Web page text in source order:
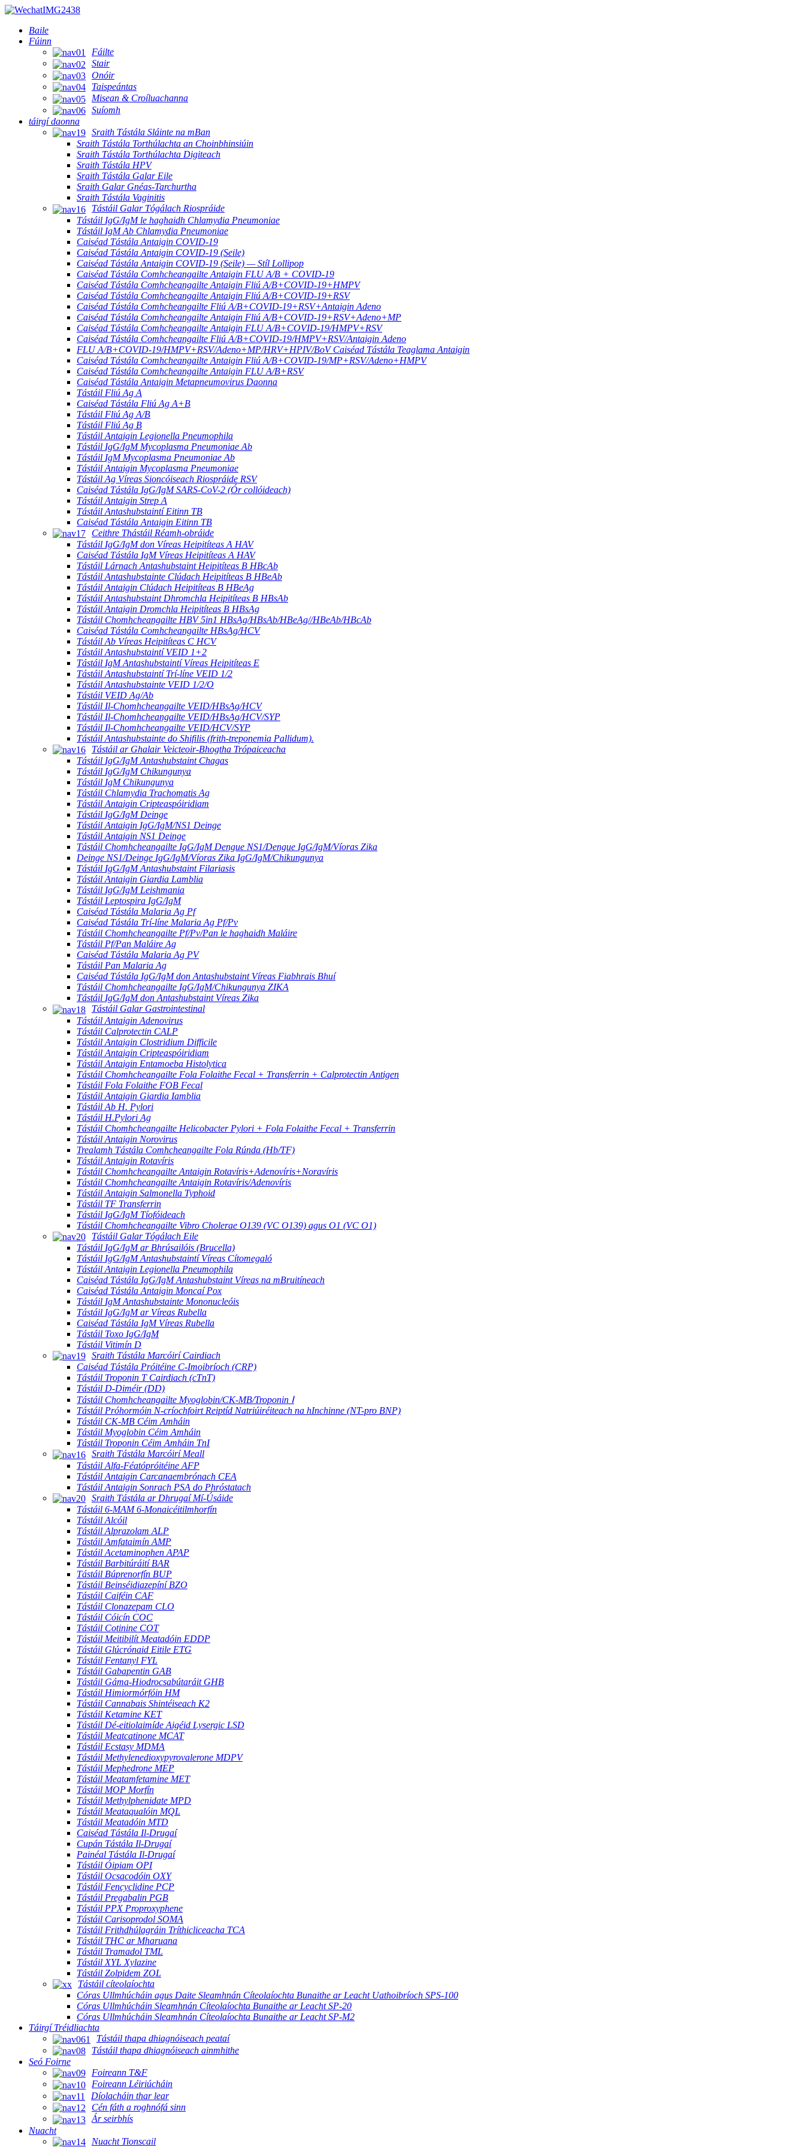
Baile
Fúinn
Fáilte
Stair
Onóir
Taispeántas
Misean & Croíluachanna
Suíomh
táirgí daonna
Sraith Tástála Sláinte na mBan
Sraith Tástála Torthúlachta an Choinbhinsiúin
Sraith Tástála Torthúlachta Digiteach
Sraith Tástála HPV
Sraith Tástála Galar Eile
Sraith Galar Gnéas-Tarchurtha
Sraith Tástála Vaginitis
Tástáil Galar Tógálach Riospráide
Tástáil IgG/IgM le haghaidh Chlamydia Pneumoniae
Tástáil IgM Ab Chlamydia Pneumoniae
Caiséad Tástála Antaigin COVID-19
Caiséad Tástála Antaigin COVID-19 (Seile)
Caiséad Tástála Antaigin COVID-19 (Seile) — Stíl Lollipop
Caiséad Tástála Comhcheangailte Antaigin FLU A/B + COVID-19
Caiséad Tástála Comhcheangailte Antaigin Fliú A/B+COVID-19+HMPV
Caiséad Tástála Comhcheangailte Antaigin Fliú A/B+COVID-19+RSV
Caiséad Tástála Comhcheangailte Fliú A/B+COVID-19+RSV+Antaigin Adeno
Caiséad Tástála Comhcheangailte Antaigin Fliú A/B+COVID-19+RSV+Adeno+MP
Caiséad Tástála Comhcheangailte Antaigin FLU A/B+COVID-19/HMPV+RSV
Caiséad Tástála Comhcheangailte Fliú A/B+COVID-19/HMPV+RSV/Antaigin Adeno
FLU A/B+COVID-19/HMPV+RSV/Adeno+MP/HRV+HPIV/BoV Caiséad Tástála Teaglama Antaigin
Caiséad Tástála Comhcheangailte Antaigin Fliú A/B+COVID-19/MP+RSV/Adeno+HMPV
Caiséad Tástála Comhcheangailte Antaigin FLU A/B+RSV
Caiséad Tástála Antaigin Metapneumovirus Daonna
Tástáil Fliú Ag A
Caiséad Tástála Fliú Ag A+B
Tástáil Fliú Ag A/B
Tástáil Fliú Ag B
Tástáil Antaigin Legionella Pneumophila
Tástáil IgG/IgM Mycoplasma Pneumoniae Ab
Tástáil IgM Mycoplasma Pneumoniae Ab
Tástáil Antaigin Mycoplasma Pneumoniae
Tástáil Ag Víreas Sioncóiseach Riospráide RSV
Caiséad Tástála IgG/IgM SARS-CoV-2 (Ór collóideach)
Tástáil Antaigin Strep A
Tástáil Antashubstaintí Eitinn TB
Caiséad Tástála Antaigin Eitinn TB
Ceithre Thástáil Réamh-obráide
Tástáil IgG/IgM don Víreas Heipitíteas A HAV
Caiséad Tástála IgM Víreas Heipitíteas A HAV
Tástáil Lárnach Antashubstaint Heipitíteas B HBcAb
Tástáil Antashubstainte Clúdach Heipitíteas B HBeAb
Tástáil Antaigin Clúdach Heipitíteas B HBeAg
Tástáil Antashubstaint Dhromchla Heipitíteas B HBsAb
Tástáil Antaigin Dromchla Heipitíteas B HBsAg
Tástáil Chomhcheangailte HBV 5in1 HBsAg/HBsAb/HBeAg//HBeAb/HBcAb
Caiséad Tástála Comhcheangailte HBsAg/HCV
Tástáil Ab Víreas Heipitíteas C HCV
Tástáil Antashubstaintí VEID 1+2
Tástáil IgM Antashubstaintí Víreas Heipitíteas E
Tástáil Antashubstaintí Trí-líne VEID 1/2
Tástáil Antashubstainte VEID 1/2/O
Tástáil VEID Ag/Ab
Tástáil Il-Chomhcheangailte VEID/HBsAg/HCV
Tástáil Il-Chomhcheangailte VEID/HBsAg/HCV/SYP
Tástáil Il-Chomhcheangailte VEID/HCV/SYP
Tástáil Antashubstainte do Shifilis (frith-treponemia Pallidum).
Tástáil ar Ghalair Veicteoir-Bhogtha Trópaiceacha
Tástáil IgG/IgM Antashubstaint Chagas
Tástáil IgG/IgM Chikungunya
Tástáil IgM Chikungunya
Tástáil Chlamydia Trachomatis Ag
Tástáil Antaigin Cripteaspóiridiam
Tástáil IgG/IgM Deinge
Tástáil Antaigin IgG/IgM/NS1 Deinge
Tástáil Antaigin NS1 Deinge
Tástáil Chomhcheangailte IgG/IgM Dengue NS1/Dengue IgG/IgM/Víoras Zika
Deinge NS1/Deinge IgG/IgM/Víoras Zika IgG/IgM/Chikungunya
Tástáil IgG/IgM Antashubstaint Filariasis
Tástáil Antaigin Giardia Lamblia
Tástáil IgG/IgM Leishmania
Tástáil Leptospira IgG/IgM
Caiséad Tástála Malaria Ag Pf
Caiséad Tástála Trí-líne Malaria Ag Pf/Pv
Tástáil Chomhcheangailte Pf/Pv/Pan le haghaidh Maláire
Tástáil Pf/Pan Maláire Ag
Caiséad Tástála Malaria Ag PV
Tástáil Pan Malaria Ag
Caiséad Tástála IgG/IgM don Antashubstaint Víreas Fiabhrais Bhuí
Tástáil Chomhcheangailte IgG/IgM/Chikungunya ZIKA
Tástáil IgG/IgM don Antashubstaint Víreas Zika
Tástáil Galar Gastrointestinal
Tástáil Antaigin Adenovirus
Tástáil Calprotectin CALP
Tástáil Antaigin Clostridium Difficile
Tástáil Antaigin Cripteaspóiridiam
Tástáil Antaigin Entamoeba Histolytica
Tástáil Chomhcheangailte Fola Folaithe Fecal + Transferrin + Calprotectin Antigen
Tástáil Fola Folaithe FOB Fecal
Tástáil Antaigin Giardia Iamblia
Tástáil Ab H. Pylori
Tástáil H.Pylori Ag
Tástáil Chomhcheangailte Helicobacter Pylori + Fola Folaithe Fecal + Transferrin
Tástáil Antaigin Norovirus
Trealamh Tástála Comhcheangailte Fola Rúnda (Hb/TF)
Tástáil Antaigin Rotavíris
Tástáil Chomhcheangailte Antaigin Rotavíris+Adenovíris+Noravíris
Tástáil Chomhcheangailte Antaigin Rotavíris/Adenovíris
Tástáil Antaigin Salmonella Typhoid
Tástáil TF Transferrin
Tástáil IgG/IgM Tíofóideach
Tástáil Chomhcheangailte Vibro Cholerae O139 (VC O139) agus O1 (VC O1)
Tástáil Galar Tógálach Eile
Tástáil IgG/IgM ar Bhrúsailóis (Brucella)
Tástáil IgG/IgM Antashubstaintí Víreas Cítomegaló
Tástáil Antaigin Legionella Pneumophila
Caiséad Tástála IgG/IgM Antashubstaint Víreas na mBruitíneach
Caiséad Tástála Antaigin Moncaí Pox
Tástáil IgM Antashubstainte Mononucleóis
Tástáil IgG/IgM ar Víreas Rubella
Caiséad Tástála IgM Víreas Rubella
Tástáil Toxo IgG/IgM
Tástáil Vitimín D
Sraith Tástála Marcóirí Cairdiach
Caiséad Tástála Próitéine C-Imoibríoch (CRP)
Tástáil Troponin T Cairdiach (cTnT)
Tástáil D-Diméir (DD)
Tástáil Chomhcheangailte Myoglobin/CK-MB/Troponin Ⅰ
Tástáil Próhormóin N-críochfoirt Reiptíd Natriúiréiteach na hInchinne (NT-pro BNP)
Tástáil CK-MB Céim Amháin
Tástáil Myoglobin Céim Amháin
Tástáil Troponin Céim Amháin TnI
Sraith Tástála Marcóirí Meall
Tástáil Alfa-Féatópróitéine AFP
Tástáil Antaigin Carcanaembrónach CEA
Tástáil Antaigin Sonrach PSA do Phróstatach
Sraith Tástála ar Dhrugaí Mí-Úsáide
Tástáil 6-MAM 6-Monaicéitilmhorfín
Tástáil Alcóil
Tástáil Alprazolam ALP
Tástáil Amfataimín AMP
Tástáil Acetaminophen APAP
Tástáil Barbitúráití BAR
Tástáil Búprenorfín BUP
Tástáil Beinséidiazepíní BZO
Tástáil Caiféin CAF
Tástáil Clonazepam CLO
Tástáil Cóicín COC
Tástáil Cotinine COT
Tástáil Meitibilít Meatadóin EDDP
Tástáil Glúcrónaid Eitile ETG
Tástáil Fentanyl FYL
Tástáil Gabapentin GAB
Tástáil Gáma-Hiodrocsabútaráit GHB
Tástáil Himiormórfóin HM
Tástáil Cannabais Shintéiseach K2
Tástáil Ketamine KET
Tástáil Dé-eitiolaimíde Aigéid Lysergic LSD
Tástáil Meatcatinone MCAT
Tástáil Ecstasy MDMA
Tástáil Methylenedioxypyrovalerone MDPV
Tástáil Mephedrone MEP
Tástáil Meatamfetamine MET
Tástáil MOP Morfín
Tástáil Methylphenidate MPD
Tástáil Meataqualóin MQL
Tástáil Meatadóin MTD
Caiséad Tástála Il-Drugaí
Cupán Tástála Il-Drugaí
Painéal Tástála Il-Drugaí
Tástáil Óipiam OPI
Tástáil Ocsacodóin OXY
Tástáil Fencyclidine PCP
Tástáil Pregabalin PGB
Tástáil PPX Proproxyphene
Tástáil Carisoprodol SOMA
Tástáil Frithdhúlagráin Tríthicliceacha TCA
Tástáil THC ar Mharuana
Tástáil Tramadol TML
Tástáil XYL Xylazine
Tástáil Zolpidem ZOL
Tástáil cíteolaíochta
Córas Ullmhúcháin agus Daite Sleamhnán Cíteolaíochta Bunaithe ar Leacht Uathoibríoch SPS-100
Córas Ullmhúcháin Sleamhnán Cíteolaíochta Bunaithe ar Leacht SP-20
Córas Ullmhúcháin Sleamhnán Cíteolaíochta Bunaithe ar Leacht SP-M2
Táirgí Tréidliachta
Tástáil thapa dhiagnóiseach peataí
Tástáil thapa dhiagnóiseach ainmhithe
Seó Foirne
Foireann T&F
Foireann Léiriúcháin
Díolacháin thar lear
Cén fáth a roghnófá sinn
Ár seirbhís
Nuacht
Nuacht Tionscail